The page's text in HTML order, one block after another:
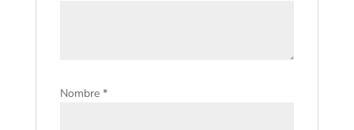
Nombre *